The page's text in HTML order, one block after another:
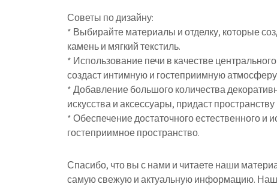
Советы по дизайну:
* Выбирайте материалы и отделку, которые
камень и мягкий текстиль.
* Использование печи в качестве
создаст интимную и гостеприимную
* Добавление большого количества
искусства и аксессуары, придаст
* Обеспечение достаточного естественного и
гостеприимное пространство.
Спасибо, что вы с нами и читаете наши
самую свежую и актуальную информацию.